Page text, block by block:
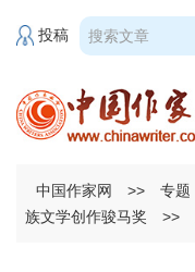
投稿
中国作家网 >> 专题
族文学创作骏马奖
>>